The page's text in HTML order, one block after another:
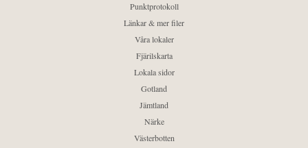
Punktprotokoll
Länkar & mer filer
Våra lokaler
Fjärilskarta
Lokala sidor
Gotland
Jämtland
Närke
Västerbotten